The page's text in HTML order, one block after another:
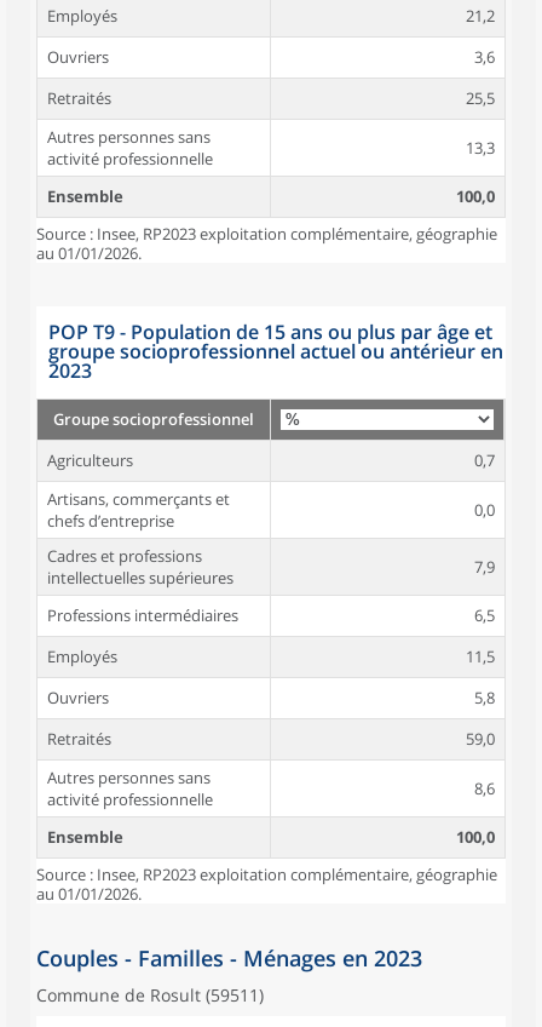
Employés
21,2
Ouvriers
3,6
Retraités
25,5
Autres personnes sans
activité professionnelle
13,3
Ensemble
100,0
Source : Insee, RP2023 exploitation complémentaire, géographie
au 01/01/2026.
POP T9 - Population de 15 ans ou plus par âge et
groupe socioprofessionnel actuel ou antérieur en
2023
Groupe socioprofessionnel
Agriculteurs
0,7
Artisans, commerçants et
chefs d’entreprise
0,0
Cadres et professions
intellectuelles supérieures
7,9
Professions intermédiaires
6,5
Employés
11,5
Ouvriers
5,8
Retraités
59,0
Autres personnes sans
activité professionnelle
8,6
Ensemble
100,0
Source : Insee, RP2023 exploitation complémentaire, géographie
au 01/01/2026.
Couples - Familles - Ménages en 2023
Commune de Rosult (59511)